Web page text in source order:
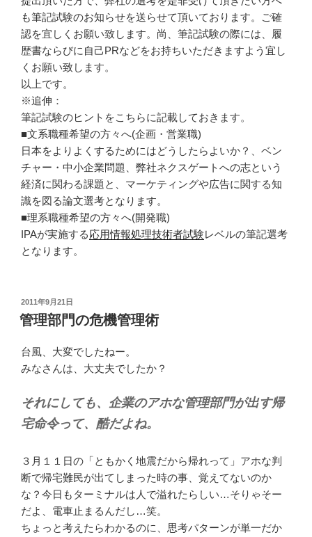
も筆記試験のお知らせを送らせて頂いております。ご確
認を宜しくお願い致します。尚、筆記試験の際には、履
歴書ならびに自己PRなどをお持ちいただきますよう宜し
くお願い致します。
以上です。
※追伸：
筆記試験のヒントをこちらに記載しておきます。
■文系職種希望の方々へ(企画・営業職)
日本をよりよくするためにはどうしたらよいか？、ベン
チャー・中小企業問題、弊社ネクスゲートへの志という
経済に関わる課題と、マーケティングや広告に関する知
識を図る論文選考となります。
■理系職種希望の方々へ(開発職)
IPAが実施する応用情報処理技術者試験レベルの筆記選考
となります。
投
稿
日:
2011年9月21日
管理部門の危機管理術
台風、大変でしたねー。
みなさんは、大丈夫でしたか？
それにしても、企業のアホな管理部門が出す帰
宅命令って、酷だよね。
３月１１日の「ともかく地震だから帰れって」アホな判
断で帰宅難民が出てしまった時の事、覚えてないのか
な？今日もターミナルは人で溢れたらしい…そりゃそー
だよ、電車止まるんだし…笑。
ちょっと考えたらわかるのに、思考パターンが単一だか